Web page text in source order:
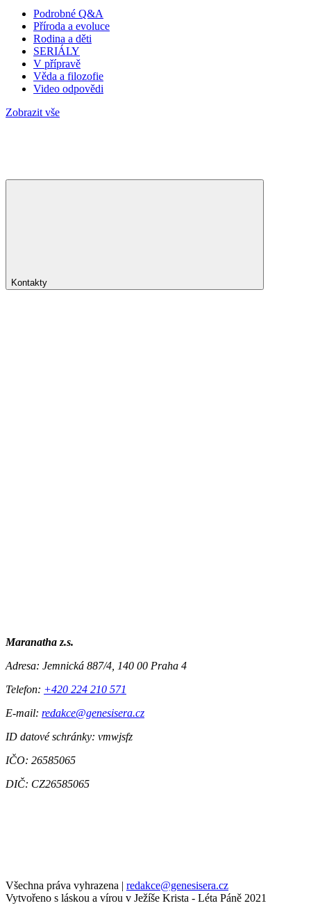
Podrobné Q&A
Příroda a evoluce
Rodina a děti
SERIÁLY
V přípravě
Věda a filozofie
Video odpovědi
Zobrazit vše
Kontakty
Maranatha z.s.
Adresa: Jemnická 887/4, 140 00 Praha 4
Telefon: +420 224 210 571
E-mail: redakce@genesisera.cz
ID datové schránky: vmwjsfz
IČO: 26585065
DIČ: CZ26585065
Všechna práva vyhrazena | redakce@genesisera.cz
Vytvořeno s láskou a vírou v Ježíše Krista - Léta Páně 2021